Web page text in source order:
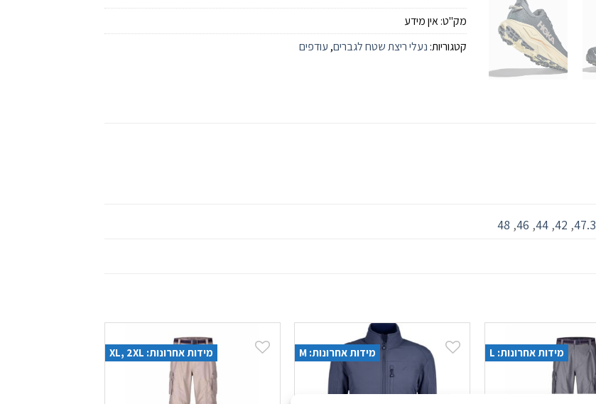
מק"ט:אין מידע
קטגוריות: נעלי ריצת שטח לגברים, עודפים
47.3
,
42
,
44
,
46
,
48
מידות אחרונות: L מידות אחרונות: M מידות אחרונות: XL, 2XL